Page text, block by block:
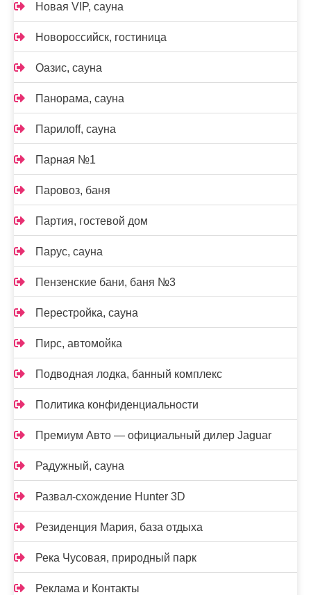
Новая VIP, сауна
Новороссийск, гостиница
Оазис, сауна
Панорама, сауна
Парилоff, сауна
Парная №1
Паровоз, баня
Партия, гостевой дом
Парус, сауна
Пензенские бани, баня №3
Перестройка, сауна
Пирс, автомойка
Подводная лодка, банный комплекс
Политика конфиденциальности
Премиум Авто — официальный дилер Jaguar
Радужный, сауна
Развал-схождение Hunter 3D
Резиденция Мария, база отдыха
Река Чусовая, природный парк
Реклама и Контакты